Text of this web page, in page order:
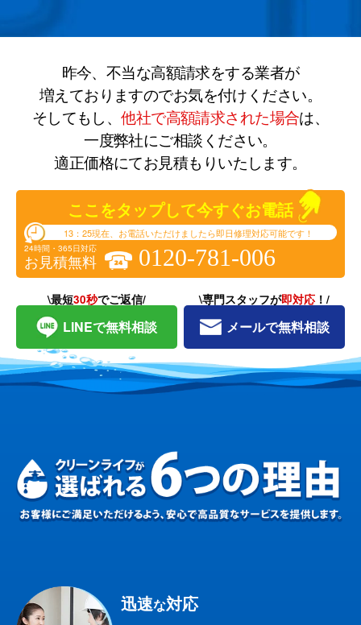
昨今、不当な高額請求をする業者が
増えておりますのでお気を付けください。
そしてもし、他社で高額請求された場合は、
一度弊社にご相談ください。
適正価格にてお見積もりいたします。
ここをタップして今すぐお電話
13：25現在、お電話いただけましたら即日修理対応可能です！
24時間・365日対応
お見積無料 0120-781-006
LINEで無料相談
\最短30秒でご返信/
メールで無料相談
\専門スタッフが即対応 ！/
迅速な対応